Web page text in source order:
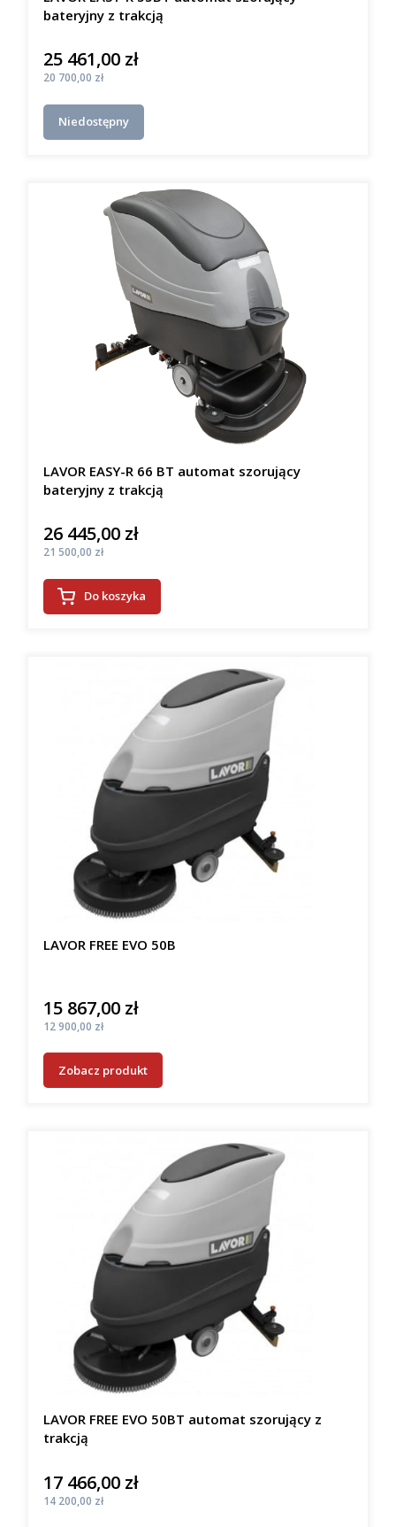
bateryjny z trakcją
Cena
25 461,00 zł
Cena
20 700,00 zł
Niedostępny
LAVOR EASY-R 66 BT automat szorujący
bateryjny z trakcją
Cena
26 445,00 zł
Cena
21 500,00 zł
Do koszyka
LAVOR FREE EVO 50B
Cena
15 867,00 zł
Cena
12 900,00 zł
Zobacz produkt
LAVOR FREE EVO 50BT automat szorujący z
trakcją
Cena
17 466,00 zł
Cena
14 200,00 zł